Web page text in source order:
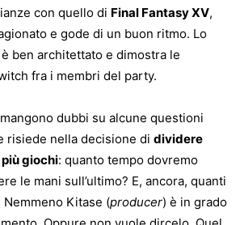
con quello di Final Fantasy XV,
e gode di un buon ritmo. Lo
ben architettato e dimostra le
fra i membri del party.
dubbi su alcune questioni
risiede nella decisione di dividere
più giochi: quanto tempo dovremo
le mani sull’ultimo? E, ancora, quanti
Kitase (producer) è in grado